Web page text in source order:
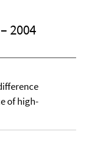
– 2004
of high-